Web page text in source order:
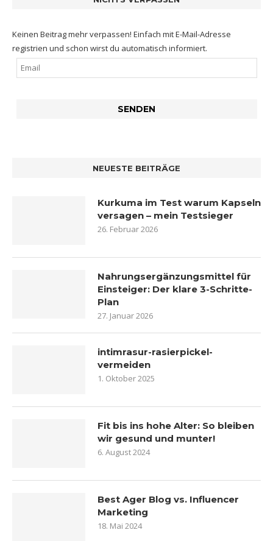
Keinen Beitrag mehr verpassen! Einfach mit E-Mail-Adresse
registrien und schon wirst du automatisch informiert.
NEUESTE BEITRÄGE
Kurkuma im Test warum Kapseln
versagen – mein Testsieger
26. Februar 2026
Nahrungsergänzungsmittel für
Einsteiger: Der klare 3-Schritte-
Plan
27. Januar 2026
intimrasur-rasierpickel-
vermeiden
1. Oktober 2025
Fit bis ins hohe Alter: So bleiben
wir gesund und munter!
6. August 2024
Best Ager Blog vs. Influencer
Marketing
18. Mai 2024